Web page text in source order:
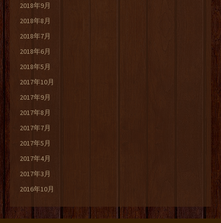
2018年9月
2018年8月
2018年7月
2018年6月
2018年5月
2017年10月
2017年9月
2017年8月
2017年7月
2017年5月
2017年4月
2017年3月
2016年10月